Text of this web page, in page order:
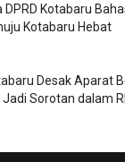
DPRD Kotabaru
Kotabaru Hebat
Desak Aparat
Sorotan dalam